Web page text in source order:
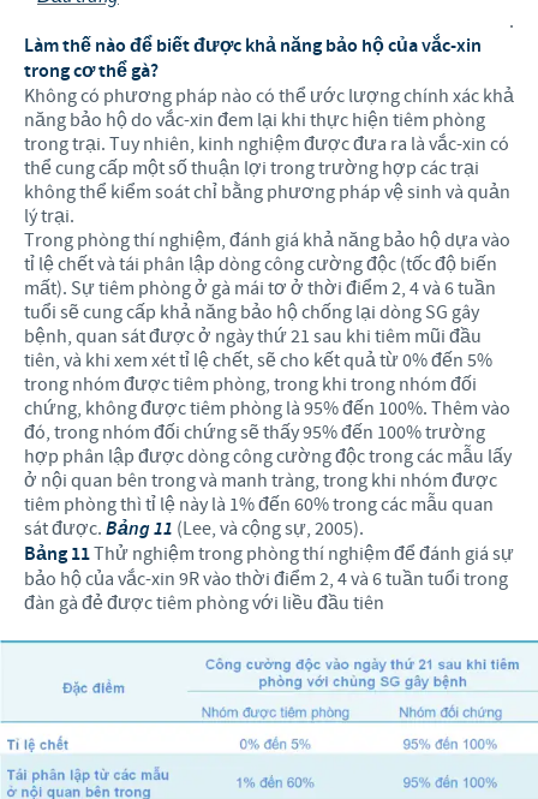
.
Làm thế nào để biết được khả năng bảo hộ của vắc-xin
trong cơ thể gà?
Không có phương pháp nào có thể ước lượng chính xác khả
năng bảo hộ do vắc-xin đem lại khi thực hiện tiêm phòng
trong trại. Tuy nhiên, kinh nghiệm được đưa ra là vắc-xin có
thể cung cấp một số thuận lợi trong trường hợp các trại
không thể kiểm soát chỉ bằng phương pháp vệ sinh và quản
lý trại.
Trong phòng thí nghiệm, đánh giá khả năng bảo hộ dựa vào
tỉ lệ chết và tái phân lập dòng công cường độc (tốc độ biến
mất). Sự tiêm phòng ở gà mái tơ ở thời điểm 2, 4 và 6 tuần
tuổi sẽ cung cấp khả năng bảo hộ chống lại dòng SG gây
bệnh, quan sát được ở ngày thứ 21 sau khi tiêm mũi đầu
tiên, và khi xem xét tỉ lệ chết, sẽ cho kết quả từ 0% đến 5%
trong nhóm được tiêm phòng, trong khi trong nhóm đối
chứng, không được tiêm phòng là 95% đến 100%. Thêm vào
đó, trong nhóm đối chứng sẽ thấy 95% đến 100% trường
hợp phân lập được dòng công cường độc trong các mẫu lấy
ở nội quan bên trong và manh tràng, trong khi nhóm được
tiêm phòng thì tỉ lệ này là 1% đến 60% trong các mẫu quan
sát được. Bảng 11 (Lee, và cộng sự, 2005).
Bảng 11Thử nghiệm trong phòng thí nghiệm để đánh giá sự
bảo hộ của vắc-xin 9R vào thời điểm 2, 4 và 6 tuần tuổi trong
đàn gà đẻ được tiêm phòng với liều đầu tiên